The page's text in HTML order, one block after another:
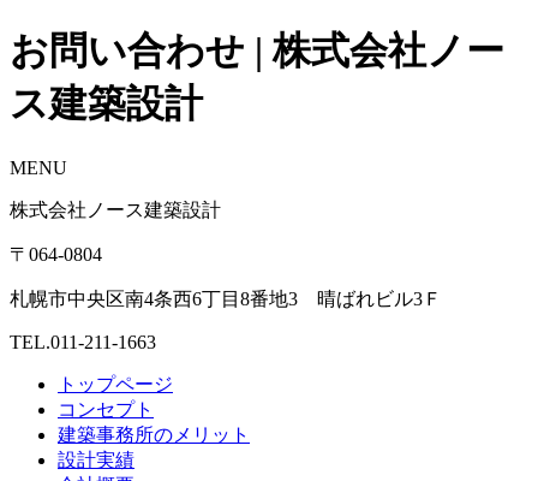
お問い合わせ | 株式会社ノー
ス建築設計
MENU
株式会社ノース建築設計
〒064-0804
札幌市中央区南4条西6丁目8番地3 晴ばれビル3Ｆ
TEL.011-211-1663
トップページ
コンセプト
建築事務所のメリット
設計実績